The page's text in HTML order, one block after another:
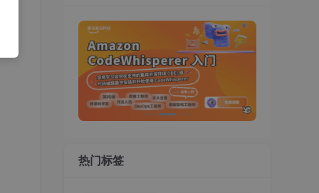
热门标签